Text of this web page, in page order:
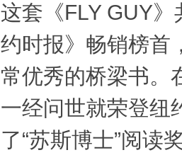
这套《FLY GUY
约时报》畅销榜首
常优秀的桥梁书。
一经问世就荣登纽
了“苏斯博士”阅读